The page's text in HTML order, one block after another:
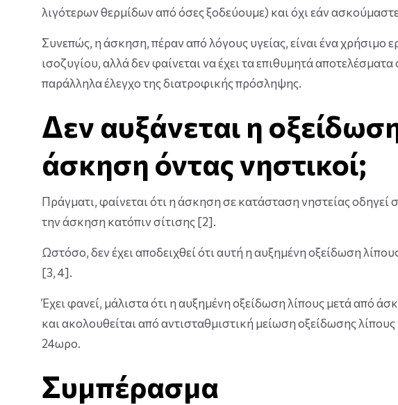
λιγότερων θερμίδων από όσες ξοδεύουμε) και όχι εάν
Συνεπώς, η άσκηση, πέραν από λόγους υγείας, είναι ένα χρήσιμο
ισοζυγίου, αλλά δεν φαίνεται να έχει τα επιθυμητά
παράλληλα έλεγχο της διατροφικής πρόσληψης.
Δεν αυξάνεται η
άσκηση όντας νηστικοί;
Πράγματι, φαίνεται ότι η άσκηση σε κατάσταση νηστείας οδηγεί
την άσκηση κατόπιν σίτισης [2].
Ωστόσο, δεν έχει αποδειχθεί ότι αυτή η αυξημένη οξείδωση
[3, 4].
Έχει φανεί, μάλιστα ότι η αυξημένη οξείδωση λίπους μετά από
και ακολουθείται από αντισταθμιστική μείωση οξείδωσης
24ωρο.
Συμπέρασμα